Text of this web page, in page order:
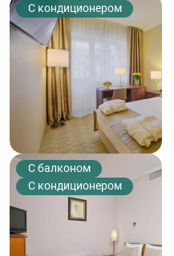
С кондиционером
C балконом
С кондиционером